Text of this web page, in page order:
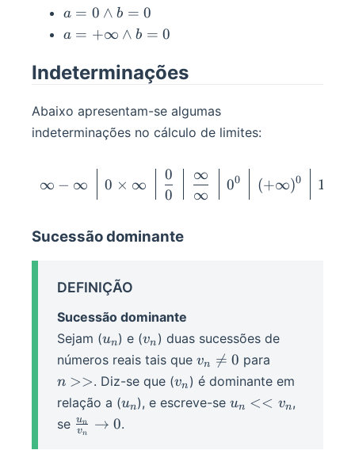
b=\pm
\infin
a=0\land
b=0
a = 0 ∧ b = 0
a=+\infin
a = +∞ ∧ b = 0
Indeterminações
Abaixo apresentam-se algumas
indeterminações no cálculo de limites:
\begin{darray}{
∞ − ∞ 0 × ∞
0
0
∞
∞
00 (+∞)0 1
Sucessão dominante
DEFINIÇÃO
Sucessão dominante
Sejam (u_n
un) e (v_n
vn ) duas sucessões de
números reais tais que v_n\ne0
vn 
= 0 para
n >>. Diz-se que (v_n
vn ) é dominante em
relação a (u_n
un), e escreve-se u_n<<v_n
un << vn,
se \frac{u_n}
{v_n}\rightarrow
vn
un → 0.